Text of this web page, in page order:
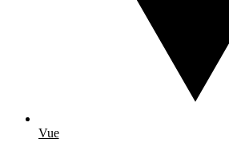
Vue